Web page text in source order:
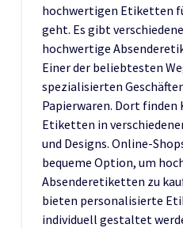
hochwertigen Etiketten
geht. Es gibt
hochwertige
Einer der beliebtesten
spezialisierten
Papierwaren. Dort finden
Etiketten in
und Designs. Online-
bequeme Option, um
Absenderetiketten zu
bieten personalisierte
individuell gestaltet